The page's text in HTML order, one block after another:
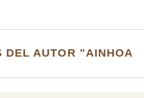
DEL AUTOR "AINHOA